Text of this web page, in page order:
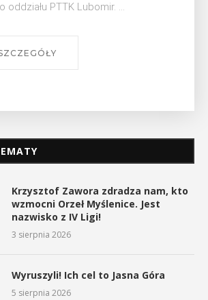
oddziału PTTK Lubomir. ...
Krzysztof Zawora zdradza nam, kto
wzmocni Orzeł Myślenice. Jest
nazwisko z IV Ligi!
3 sierpnia 2026
Wyruszyli! Ich cel to Jasna Góra
5 sierpnia 2026